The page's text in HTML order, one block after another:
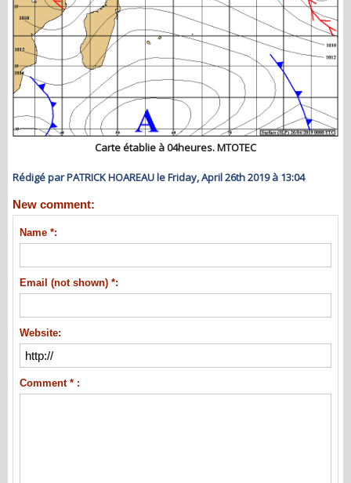
Carte établie à 04heures. MTOTEC
Rédigé par PATRICK HOAREAU le Friday, April 26th 2019 à 13:04
New comment:
Name *:
Email (not shown) *:
Website:
Comment * :